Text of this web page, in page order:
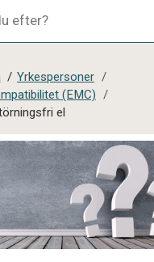
/ Yrkespersoner /
(EMC) /
el